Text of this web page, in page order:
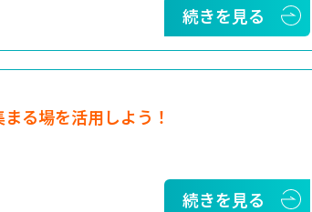
続きを見る
る場を活用しよう！
続きを見る